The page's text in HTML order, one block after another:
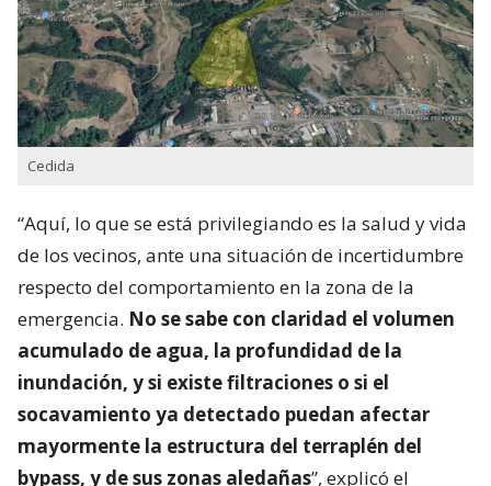
Cedida
“Aquí, lo que se está privilegiando es la salud y vida
de los vecinos, ante una situación de incertidumbre
respecto del comportamiento en la zona de la
emergencia. No se sabe con claridad el volumen
acumulado de agua, la profundidad de la
inundación, y si existe filtraciones o si el
socavamiento ya detectado puedan afectar
mayormente la estructura del terraplén del
bypass, y de sus zonas aledañas”, explicó el